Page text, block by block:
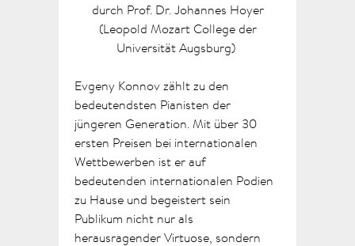
durch Prof. Dr. Johannes Hoyer
(Leopold Mozart College der
Universität Augsburg)
Evgeny Konnov zählt zu den
bedeutendsten Pianisten der
jüngeren Generation. Mit über 30
ersten Preisen bei internationalen
Wettbewerben ist er auf
bedeutenden internationalen Podien
zu Hause und begeistert sein
Publikum nicht nur als
herausragender Virtuose, sondern